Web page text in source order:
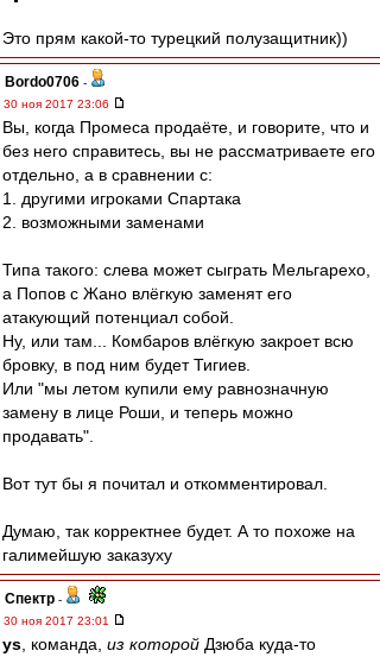
Это прям какой-то турецкий полузащитник))
Bordo0706 -
30 ноя 2017 23:06
Вы, когда Промеса продаёте, и говорите, что и
без него справитесь, вы не рассматриваете его
отдельно, а в сравнении с:
1. другими игроками Спартака
2. возможными заменами
Типа такого: слева может сыграть Мельгарехо,
а Попов с Жано влёгкую заменят его
атакующий потенциал собой.
Ну, или там... Комбаров влёгкую закроет всю
бровку, в под ним будет Тигиев.
Или "мы летом купили ему равнозначную
замену в лице Роши, и теперь можно
продавать".
Вот тут бы я почитал и откомментировал.
Думаю, так корректнее будет. А то похоже на
галимейшую заказуху
Спектр -
30 ноя 2017 23:01
ys , команда, из которой Дзюба куда-то